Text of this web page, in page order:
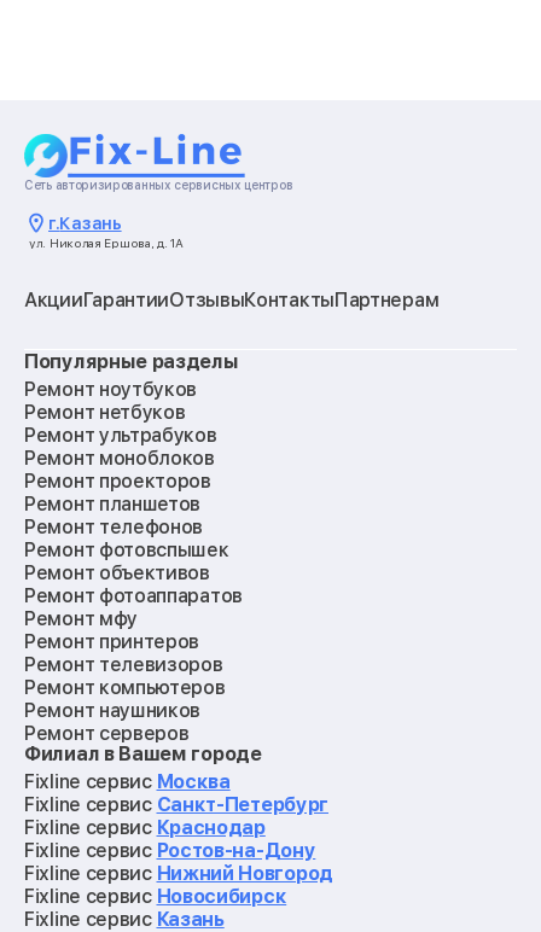
Сеть авторизированных сервисных центров
г.Казань
ул. Николая Ершова, д. 1А
АкцииГарантииОтзывыКонтактыПартнерам
Популярные разделы
Ремонт ноутбуков
Ремонт нетбуков
Ремонт ультрабуков
Ремонт моноблоков
Ремонт проекторов
Ремонт планшетов
Ремонт телефонов
Ремонт фотовспышек
Ремонт объективов
Ремонт фотоаппаратов
Ремонт мфу
Ремонт принтеров
Ремонт телевизоров
Ремонт компьютеров
Ремонт наушников
Ремонт серверов
Ремонт мониторов
Ремонт квадрокоптеров
Ремонт электросамокатов
Ремонт материнских плат
Ремонт видеокарт
Ремонт кофемашин
Ремонт vr систем
Ремонт игровых приставок
Филиал в Вашем городе
Fixline сервис Москва
Fixline сервис Санкт-Петербург
Fixline сервис Краснодар
Fixline сервис Ростов-на-Дону
Fixline сервис Нижний Новгород
Fixline сервис Новосибирск
Fixline сервис Казань